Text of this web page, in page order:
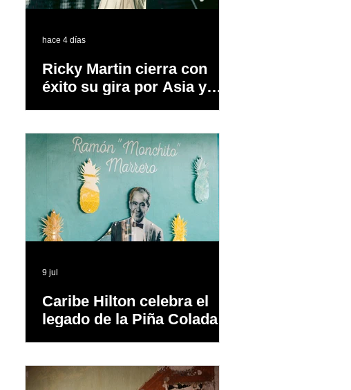
Ricky Martin cierra con
éxito su gira por Asia y
hace 4 días
Caribe Hilton celebra el
legado de la Piña Colada,
9 jul